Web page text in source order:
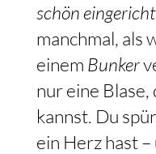
schön
manchmal, als
einem Bunker
nur eine
kannst. Du
ein Herz hast